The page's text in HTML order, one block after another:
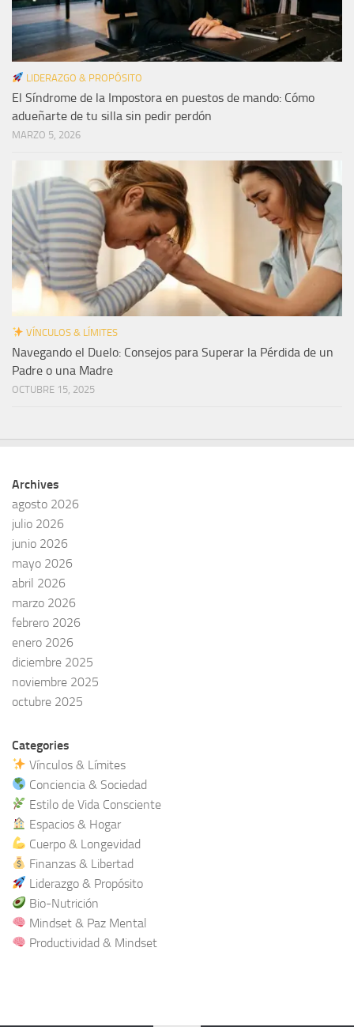
LIDERAZGO & PROPÓSITO
El Síndrome de la Impostora en puestos de mando: Cómo
adueñarte de tu silla sin pedir perdón
MARZO 5, 2026
VÍNCULOS & LÍMITES
Navegando el Duelo: Consejos para Superar la Pérdida de un
Padre o una Madre
OCTUBRE 15, 2025
Archives
agosto 2026
julio 2026
junio 2026
mayo 2026
abril 2026
marzo 2026
febrero 2026
enero 2026
diciembre 2025
noviembre 2025
octubre 2025
Categories
Vínculos & Límites
Conciencia & Sociedad
Estilo de Vida Consciente
Espacios & Hogar
Cuerpo & Longevidad
Finanzas & Libertad
Liderazgo & Propósito
Bio-Nutrición
Mindset & Paz Mental
Productividad & Mindset